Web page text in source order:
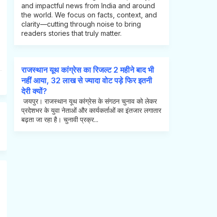
and impactful news from India and around
the world. We focus on facts, context, and
clarity—cutting through noise to bring
readers stories that truly matter.
राजस्थान यूथ कांग्रेस का रिजल्ट 2 महीने बाद भी
नहीं आया, 32 लाख से ज्यादा वोट पड़े फिर इतनी
देरी क्यों?
जयपुर। राजस्थान यूथ कांग्रेस के संगठन चुनाव को लेकर
प्रदेशभर के युवा नेताओं और कार्यकर्ताओं का इंतजार लगातार
बढ़ता जा रहा है। चुनावी प्रक्र...